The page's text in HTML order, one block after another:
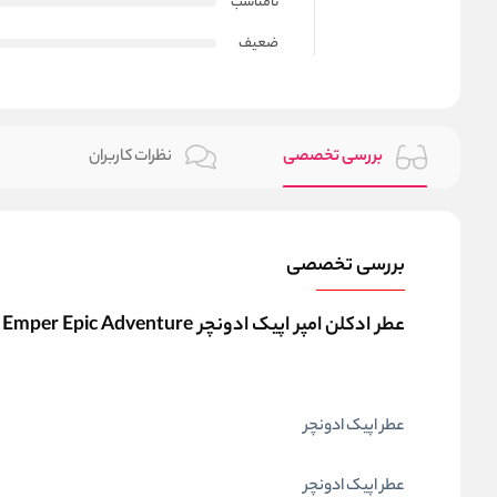
ضعیف
بررسی تخصصی نظرات کاربران
بررسی تخصصی
عطر ادکلن امپر اپیک ادونچر Emper Epic Adventure
عطر اپیک ادونچر
عطر اپیک ادونچر